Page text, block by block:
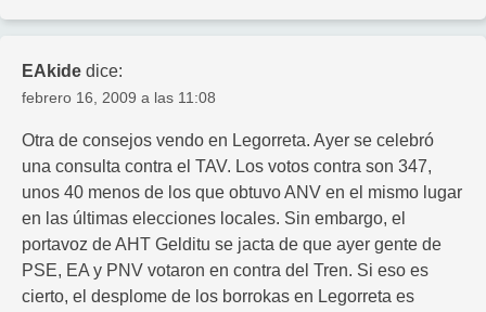
EAkide dice:
febrero 16, 2009 a las 11:08
Otra de consejos vendo en Legorreta. Ayer se celebró
una consulta contra el TAV. Los votos contra son 347,
unos 40 menos de los que obtuvo ANV en el mismo lugar
en las últimas elecciones locales. Sin embargo, el
portavoz de AHT Gelditu se jacta de que ayer gente de
PSE, EA y PNV votaron en contra del Tren. Si eso es
cierto, el desplome de los borrokas en Legorreta es